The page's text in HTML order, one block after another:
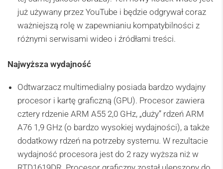
już używany przez YouTube i będzie odgrywał coraz
ważniejszą rolę w zapewnianiu kompatybilności z
różnymi serwisami wideo i źródłami treści.
Najwyższa wydajność
Odtwarzacz multimedialny posiada bardzo wydajny
procesor i kartę graficzną (GPU). Procesor zawiera
cztery rdzenie ARM A55 2,0 GHz, „duży” rdzeń ARM
A76 1,9 GHz (o bardzo wysokiej wydajności), a także
dodatkowy rdzeń na potrzeby systemu. W rezultacie
wydajność procesora jest do 2 razy wyższa niż w